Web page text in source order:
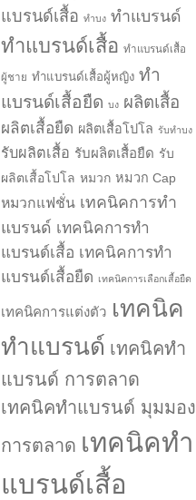
แบรนด์เสื้อ ทำบง ทำแบรนด์
ทำแบรนด์เสื้อ ทำแบรนด์เสื้อ
ผู้ชาย ทำแบรนด์เสื้อผู้หญิง ทำ
แบรนด์เสื้อยืด บง ผลิตเสื้อ
ผลิตเสื้อยืด ผลิตเสื้อโปโล รับทำบง
รับผลิตเสื้อ รับผลิตเสื้อยืด รับ
ผลิตเสื้อโปโล หมวก หมวก Cap
หมวกแฟชั่น เทคนิคการทำ
แบรนด์ เทคนิคการทำ
แบรนด์เสื้อ เทคนิคการทำ
แบรนด์เสื้อยืด เทคนิคการเลือกเสื้อยืด
เทคนิคการแต่งตัว เทคนิค
ทำแบรนด์ เทคนิคทำ
แบรนด์ การตลาด
เทคนิคทำแบรนด์ มุมมอง
การตลาด เทคนิคทำ
แบรนด์เสื้อ